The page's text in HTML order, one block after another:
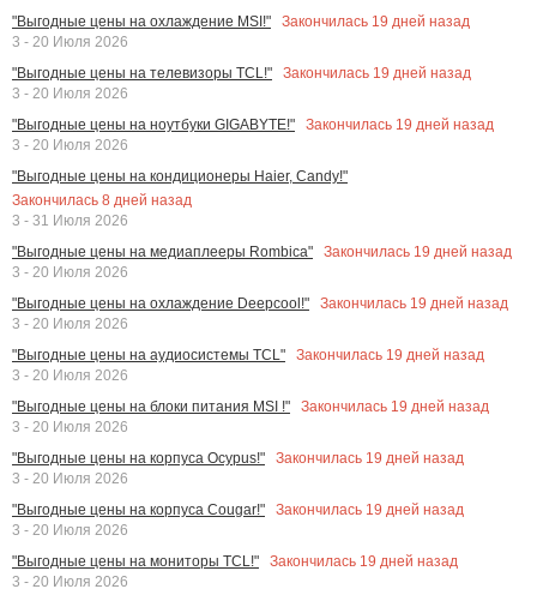
"Выгодные цены на охлаждение MSI!"
Закончилась 19 дней назад
3 - 20 Июля 2026
"Выгодные цены на телевизоры TCL!"
Закончилась 19 дней назад
3 - 20 Июля 2026
"Выгодные цены на ноутбуки GIGABYTE!"
Закончилась 19 дней назад
3 - 20 Июля 2026
"Выгодные цены на кондиционеры Haier, Candy!"
Закончилась 8 дней назад
3 - 31 Июля 2026
"Выгодные цены на медиаплееры Rombica"
Закончилась 19 дней назад
3 - 20 Июля 2026
"Выгодные цены на охлаждение Deepcool!"
Закончилась 19 дней назад
3 - 20 Июля 2026
"Выгодные цены на аудиосистемы TCL"
Закончилась 19 дней назад
3 - 20 Июля 2026
"Выгодные цены на блоки питания MSI !"
Закончилась 19 дней назад
3 - 20 Июля 2026
"Выгодные цены на корпуса Ocypus!"
Закончилась 19 дней назад
3 - 20 Июля 2026
"Выгодные цены на корпуса Cougar!"
Закончилась 19 дней назад
3 - 20 Июля 2026
"Выгодные цены на мониторы TCL!"
Закончилась 19 дней назад
3 - 20 Июля 2026